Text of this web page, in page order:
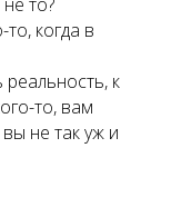
когда в
к
то, вам
не так уж и